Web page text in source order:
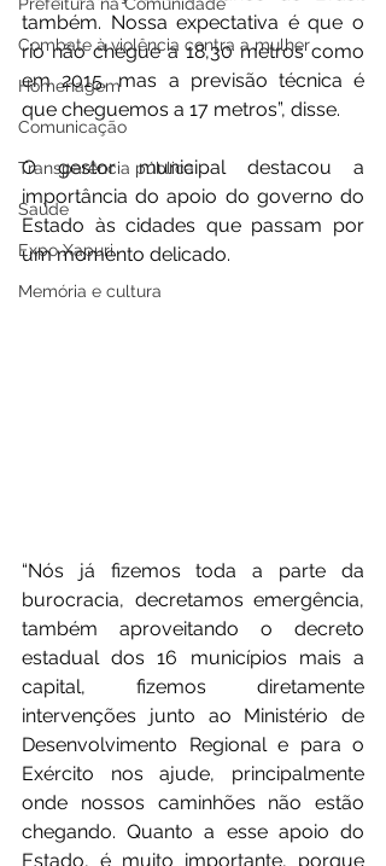
Combate à violência contra a mulher
Homenagem
Comunicação
Transparência pública
Saúde
Expo Xapuri
Memória e cultura
também. Nossa expectativa é que o
rio não chegue a 18,30 metros como
em 2015, mas a previsão técnica é
que cheguemos a 17 metros”, disse.
O gestor municipal destacou a
importância do apoio do governo do
Estado às cidades que passam por
um momento delicado.
“Nós já fizemos toda a parte da
burocracia, decretamos emergência,
também aproveitando o decreto
estadual dos 16 municípios mais a
capital, fizemos diretamente
intervenções junto ao Ministério de
Desenvolvimento Regional e para o
Exército nos ajude, principalmente
onde nossos caminhões não estão
chegando. Quanto a esse apoio do
Estado, é muito importante, porque